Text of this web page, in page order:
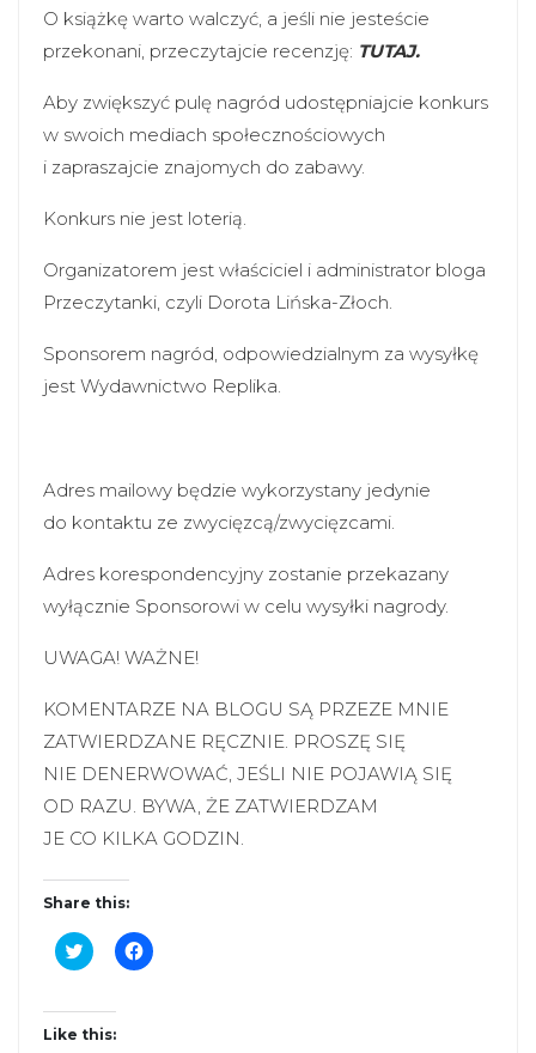
O książkę warto walczyć, a jeśli nie jesteście
przekonani, przeczytajcie recenzję: TUTAJ.
Aby zwiększyć pulę nagród udostępniajcie konkurs
w swoich mediach społecznościowych
i zapraszajcie znajomych do zabawy.
Konkurs nie jest loterią.
Organizatorem jest właściciel i administrator bloga
Przeczytanki, czyli Dorota Lińska-Złoch.
Sponsorem nagród, odpowiedzialnym za wysyłkę
jest Wydawnictwo Replika.
Adres mailowy będzie wykorzystany jedynie
do kontaktu ze zwycięzcą/zwycięzcami.
Adres korespondencyjny zostanie przekazany
wyłącznie Sponsorowi w celu wysyłki nagrody.
UWAGA! WAŻNE!
KOMENTARZE NA BLOGU SĄ PRZEZE MNIE
ZATWIERDZANE RĘCZNIE. PROSZĘ SIĘ
NIE DENERWOWAĆ, JEŚLI NIE POJAWIĄ SIĘ
OD RAZU. BYWA, ŻE ZATWIERDZAM
JE CO KILKA GODZIN.
Share this:
C
l
k
t
o
C
l
Like this: